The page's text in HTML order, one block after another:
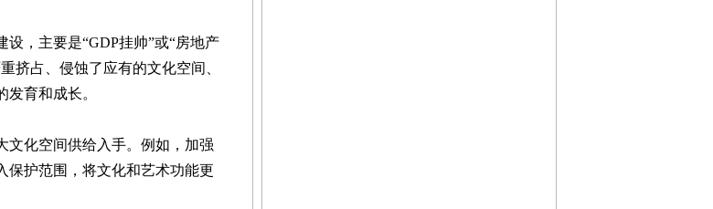
，主要是“GDP挂帅”或“房地产
挤占、侵蚀了应有的文化空间、
育和成长。
化空间供给入手。例如，加强
保护范围，将文化和艺术功能更